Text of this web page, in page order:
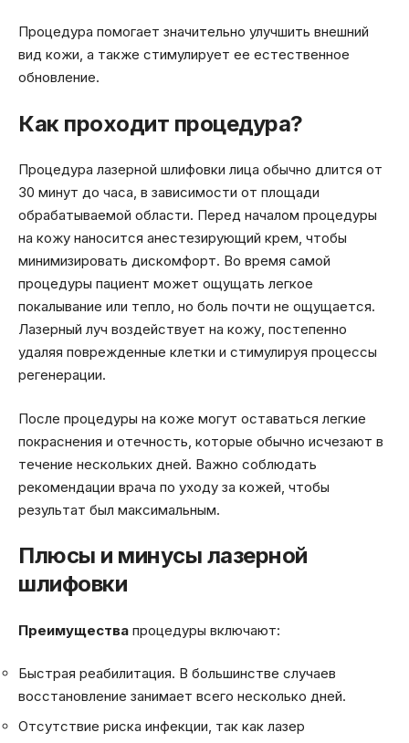
Процедура помогает значительно улучшить внешний
вид кожи, а также стимулирует ее естественное
обновление.
Как проходит процедура?
Процедура лазерной шлифовки лица обычно длится от
30 минут до часа, в зависимости от площади
обрабатываемой области. Перед началом процедуры
на кожу наносится анестезирующий крем, чтобы
минимизировать дискомфорт. Во время самой
процедуры пациент может ощущать легкое
покалывание или тепло, но боль почти не ощущается.
Лазерный луч воздействует на кожу, постепенно
удаляя поврежденные клетки и стимулируя процессы
регенерации.
После процедуры на коже могут оставаться легкие
покраснения и отечность, которые обычно исчезают в
течение нескольких дней. Важно соблюдать
рекомендации врача по уходу за кожей, чтобы
результат был максимальным.
Плюсы и минусы лазерной
шлифовки
Преимущества процедуры включают:
Быстрая реабилитация. В большинстве случаев
восстановление занимает всего несколько дней.
Отсутствие риска инфекции, так как лазер